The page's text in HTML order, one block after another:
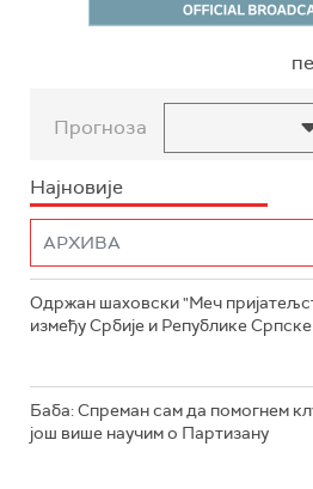
Прогноза
Најновије
Одржан шаховски "Меч
између Србије и Републике Српске
Баба: Спреман сам да помогнем
још више научим о Партизану